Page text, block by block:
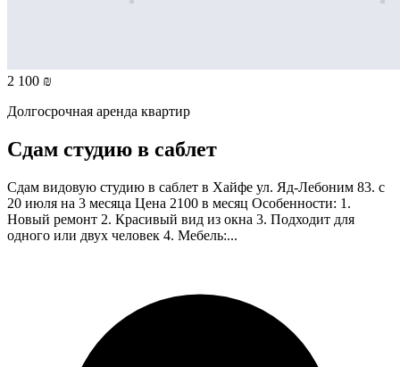
2 100 ₪
Долгосрочная аренда квартир
Сдам студию в саблет
Сдам видовую студию в саблет в Хайфе ул. Яд-Лебоним 83. с
20 июля на 3 месяца Цена 2100 в месяц Особенности: 1.
Новый ремонт 2. Красивый вид из окна 3. Подходит для
одного или двух человек 4. Мебель:...